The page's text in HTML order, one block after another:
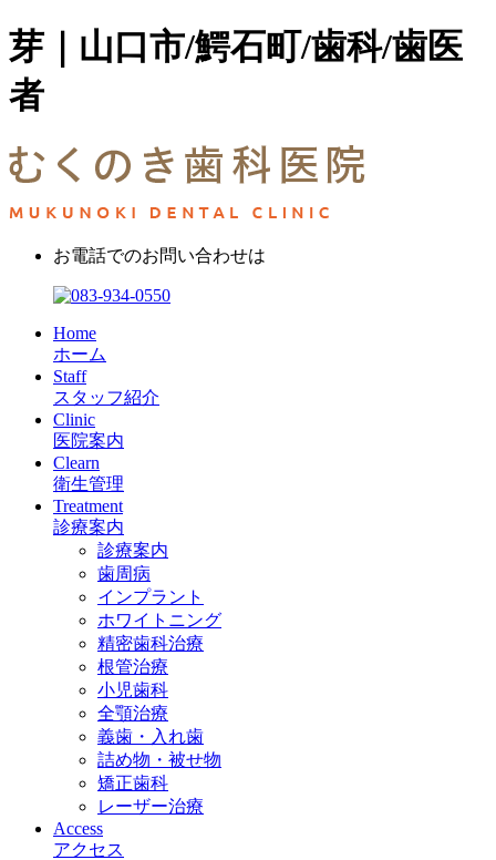
芽｜山口市/鰐石町/歯科/歯医
者
お電話でのお問い合わせは
Home
ホーム
Staff
スタッフ紹介
Clinic
医院案内
Clearn
衛生管理
Treatment
診療案内
診療案内
歯周病
インプラント
ホワイトニング
精密歯科治療
根管治療
小児歯科
全顎治療
義歯・入れ歯
詰め物・被せ物
矯正歯科
レーザー治療
Access
アクセス